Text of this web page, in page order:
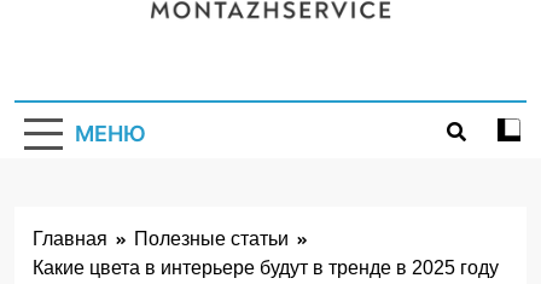
МЕНЮ
Главная
Полезные статьи
Какие цвета в интерьере будут в тренде в 2025 году